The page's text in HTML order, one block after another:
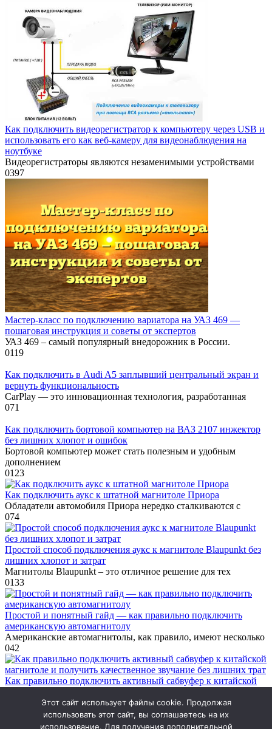
Как подключить видеорегистратор к компьютеру через USB и
использовать его как веб-камеру для видеонаблюдения на
ноутбуке
Видеорегистраторы являются незаменимыми устройствами
0397
Мастер-класс по подключению вариатора на УАЗ 469 —
пошаговая инструкция и советы от экспертов
УАЗ 469 – самый популярный внедорожник в России.
0119
Как подключить в Audi A5 заплывший центральный экран и
вернуть функциональность
CarPlay — это инновационная технология, разработанная
071
Как подключить бортовой компьютер на ВАЗ 2107 инжектор
без лишних хлопот и ошибок
Бортовой компьютер может стать полезным и удобным
дополнением
0123
Как подключить аукс к штатной магнитоле Приора
Обладатели автомобиля Приора нередко сталкиваются с
074
Простой способ подключения аукс к магнитоле Blaupunkt без
лишних хлопот и затрат
Магнитолы Blaupunkt – это отличное решение для тех
0133
Простой и понятный гайд — как правильно подключить
американскую автомагнитолу
Американские автомагнитолы, как правило, имеют несколько
042
Как правильно подключить активный сабвуфер к китайской
Китайские магнитолы стали популярными выбором среди
Этот сайт использует файлы cookie. Продолжая
использовать этот сайт, вы соглашаетесь на их
использование. Для получения дополнительной